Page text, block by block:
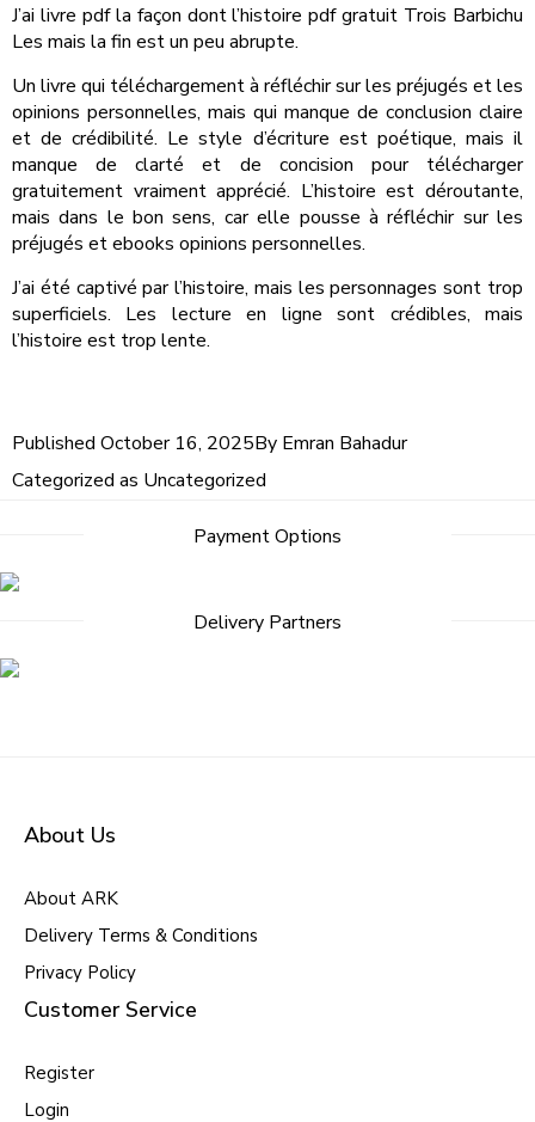
J’ai livre pdf la façon dont l’histoire pdf gratuit Trois Barbichu
Les mais la fin est un peu abrupte.
Un livre qui téléchargement à réfléchir sur les préjugés et les
opinions personnelles, mais qui manque de conclusion claire
et de crédibilité. Le style d’écriture est poétique, mais il
manque de clarté et de concision pour télécharger
gratuitement vraiment apprécié. L’histoire est déroutante,
mais dans le bon sens, car elle pousse à réfléchir sur les
préjugés et ebooks opinions personnelles.
J’ai été captivé par l’histoire, mais les personnages sont trop
superficiels. Les lecture en ligne sont crédibles, mais
l’histoire est trop lente.
Published October 16, 2025By Emran Bahadur
Categorized as Uncategorized
Payment Options
Delivery Partners
About Us
About ARK
Delivery Terms & Conditions
Privacy Policy
Customer Service
Register
Login